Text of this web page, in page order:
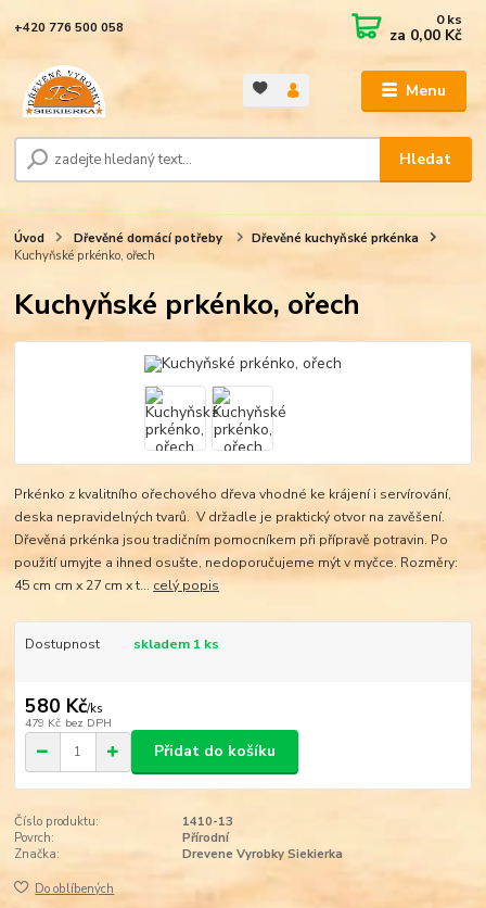
Menu
Hledat
+420 776 500 058 0ks
za 0,00 Kč
Úvod Dřevěné domácí potřeby
Dřevěné kuchyňské prkénka
Kuchyňské prkénko, ořech
Kuchyňské prkénko, ořech
Prkénko z kvalitního ořechového dřeva vhodné ke krájení i servírování,
deska nepravidelných tvarů. V držadle je praktický otvor na zavěšení.
Dřevěná prkénka jsou tradičním pomocníkem při přípravě potravin. Po
použití umyjte a ihned osušte, nedoporučujeme mýt v myčce. Rozměry:
45 cm cm x 27 cm x t... celý popis
Dostupnost skladem 1 ks
580 Kč/ks
479 Kč bez DPH
Přidat do košíku
Číslo produktu:
1410-13
Povrch:
Přírodní
Značka:
Drevene Vyrobky Siekierka
Do oblíbených